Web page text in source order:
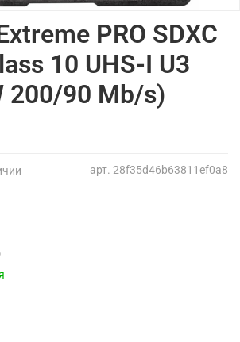
арт. 28f35d46b63811ef0a8
PRO SDXC
10 UHS-I U3
200/90 Mb/s)